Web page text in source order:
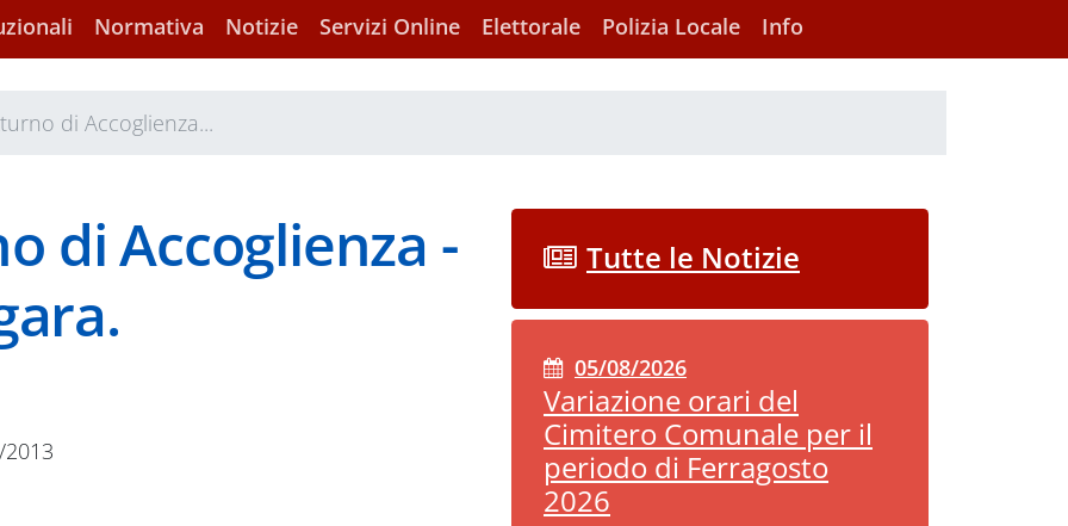
Normativa Notizie Servizi Online Elettorale Polizia Locale Info
di Accoglienza...
di Accoglienza -
Tutte le Notizie
05/08/2026
Variazione orari del
Cimitero Comunale per il
periodo di Ferragosto
2026